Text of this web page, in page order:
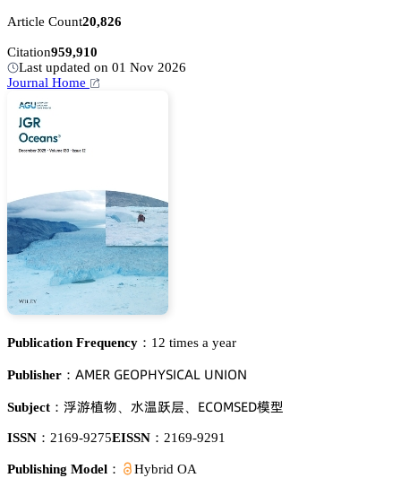
Article Count20,826
Citation959,910
Last updated on 01 Nov 2026
Journal Home
Publication Frequency： 12 times a year
Publisher： 嵻胦乊葤 佥乊鵣鵝㡶巨偌喊。嵻欄 侶沟喊鵣沟
Subject： 啡㙷㫒醑、 懎鏾萄銖、 乊。鵣胦偌乊枀憙虾
ISSN： 2169-9275EISSN： 2169-9291
Publishing Model： Hybrid OA